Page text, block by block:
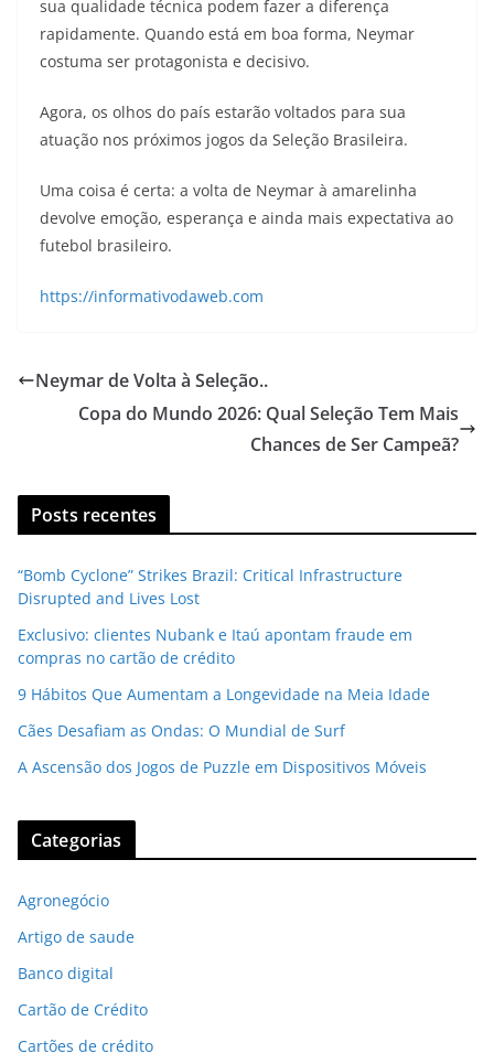
sua qualidade técnica podem fazer a diferença
rapidamente. Quando está em boa forma, Neymar
costuma ser protagonista e decisivo.
Agora, os olhos do país estarão voltados para sua
atuação nos próximos jogos da Seleção Brasileira.
Uma coisa é certa: a volta de Neymar à amarelinha
devolve emoção, esperança e ainda mais expectativa ao
futebol brasileiro.
https://informativodaweb.com
Neymar de Volta à Seleção..
Copa do Mundo 2026: Qual Seleção Tem Mais
Chances de Ser Campeã?
Posts recentes
“Bomb Cyclone” Strikes Brazil: Critical Infrastructure
Disrupted and Lives Lost
Exclusivo: clientes Nubank e Itaú apontam fraude em
compras no cartão de crédito
9 Hábitos Que Aumentam a Longevidade na Meia Idade
Cães Desafiam as Ondas: O Mundial de Surf
A Ascensão dos Jogos de Puzzle em Dispositivos Móveis
Categorias
Agronegócio
Artigo de saude
Banco digital
Cartão de Crédito
Cartões de crédito